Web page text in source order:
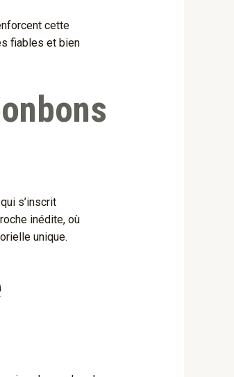
cette
fiables et bien
s’inscrit
inédite, où
unique.